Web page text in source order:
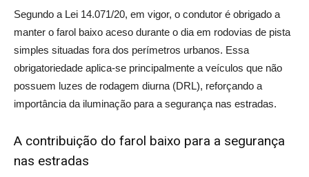
Segundo a Lei 14.071/20, em vigor, o condutor é obrigado a
manter o farol baixo aceso durante o dia em rodovias de pista
simples situadas fora dos perímetros urbanos. Essa
obrigatoriedade aplica-se principalmente a veículos que não
possuem luzes de rodagem diurna (DRL), reforçando a
importância da iluminação para a segurança nas estradas.
A contribuição do farol baixo para a segurança
nas estradas